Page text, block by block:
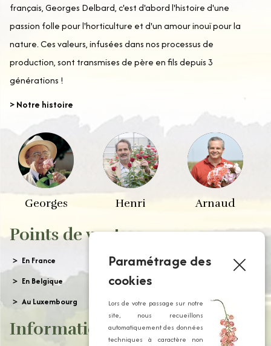
français, Georges Delbard, c'est d'abord l'histoire d'une
passion folle pour l'horticulture et d'un amour inouï pour la
nature. Ces valeurs, infusées dans nos processus de
production, sont transmises de père en fils depuis 3
générations !
> Notre histoire
Georges Henri Arnaud
Points de vente
En France
En Belgique
Au Luxembourg
Informations
Paramétrage des
cookies
Lors de votre passage sur notre
site, nous recueillons
automatiquement des données
techniques à caractère non